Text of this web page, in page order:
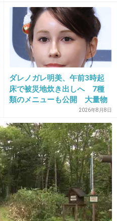
+11 -0
マも出ますよー！いい
-0
っています。まだシー
マなのに時々笑えるシ
ダレノガレ明美、午前3時起
床で被災地炊き出しへ 7種
類のメニューも公開 大量物
2026年8月8日